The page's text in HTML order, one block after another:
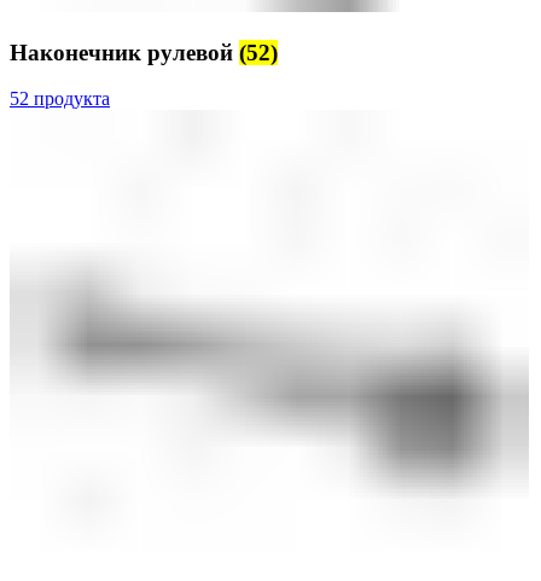
Наконечник рулевой (52)
52 продукта